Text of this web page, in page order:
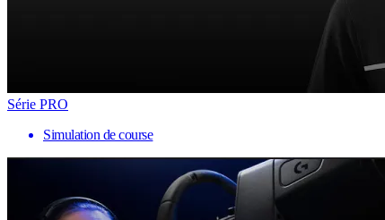
Série PRO
Simulation de course